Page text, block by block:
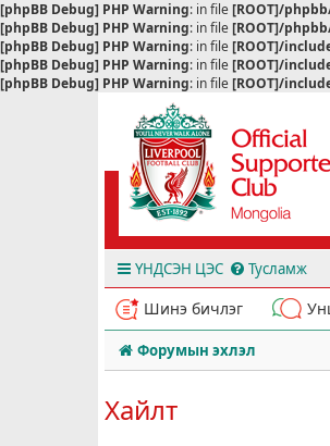
[phpBB Debug] PHP Warning: in file[ROOT]/
[phpBB Debug] PHP Warning: in file[ROOT]/
[phpBB Debug] PHP Warning: in file[ROOT]/
[phpBB Debug] PHP Warning: in file[ROOT]/
[phpBB Debug] PHP Warning: in file[ROOT]/
ҮНДСЭН ЦЭС Тусламж
Шинэ бичлэг
Форумын эхлэл
Хайлт